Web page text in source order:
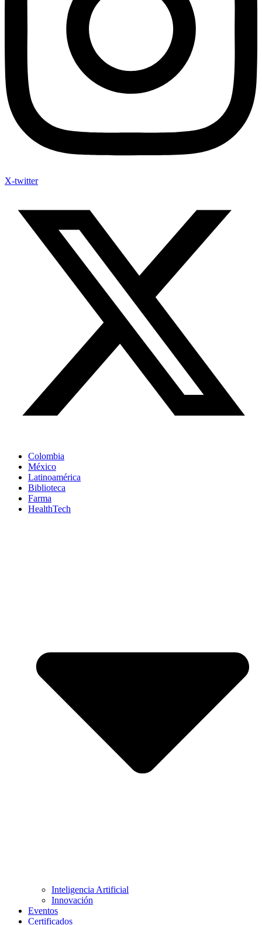
X-twitter
Colombia
México
Latinoamérica
Biblioteca
Farma
HealthTech
Inteligencia Artificial
Innovación
Eventos
Certificados